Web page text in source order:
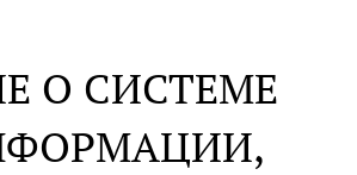
О СИСТЕМЕ